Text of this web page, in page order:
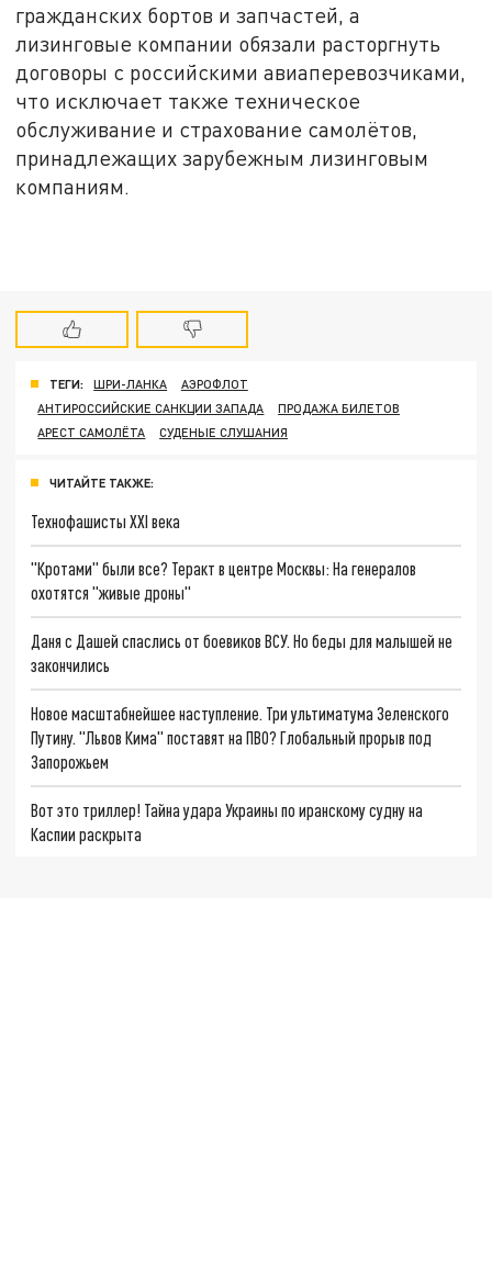
гражданских бортов и запчастей, а
лизинговые компании обязали расторгнуть
договоры с российскими авиаперевозчиками,
что исключает также техническое
обслуживание и страхование самолётов,
принадлежащих зарубежным лизинговым
компаниям.
ТЕГИ: ШРИ-ЛАНКА
АЭРОФЛОТ
АНТИРОССИЙСКИЕ САНКЦИИ ЗАПАДА
ПРОДАЖА БИЛЕТОВ
АРЕСТ САМОЛЁТА
СУДЕНЫЕ СЛУШАНИЯ
ЧИТАЙТЕ ТАКЖЕ:
Технофашисты XXI века
"Кротами" были все? Теракт в центре Москвы: На генералов
охотятся "живые дроны"
Даня с Дашей спаслись от боевиков ВСУ. Но беды для малышей не
закончились
Новое масштабнейшее наступление. Три ультиматума Зеленского
Путину. "Львов Кима" поставят на ПВО? Глобальный прорыв под
Запорожьем
Вот это триллер! Тайна удара Украины по иранскому судну на
Каспии раскрыта